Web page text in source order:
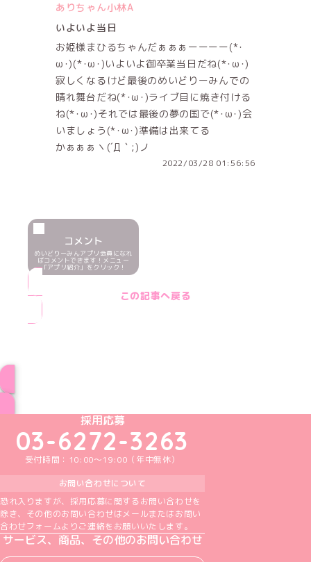
ありちゃん小林A
いよいよ当日
お姫様まひるちゃんだぁぁぁーーーー(*･
ω･)(*･ω･)いよいよ御卒業当日だね(*･ω･)
寂しくなるけど最後のめいどりーみんでの
晴れ舞台だね(*･ω･)ライブ目に焼き付ける
ね(*･ω･)それでは最後の夢の国で(*･ω･)会
いましょう(*･ω･)準備は出来てる
かぁぁぁヽ(´Д｀;)ノ
2022/03/28 01:56:56
コメント
めいどりーみんアプリ会員になれ
ばコメントできます！メニュー
「アプリ紹介」をクリック！
この記事へ戻る
めいどりーみんTikTok公式アカウント
めいどりーみんX公式アカウント
めいどりーみんInstagram公式アカウント
めいどりーみんFacebook公式アカウン
めいどりーみんYouTube公式アカ
採用応募
03-6272-3263
受付時間：10:00～19:00（年中無休）
お問い合わせについて
恐れ入りますが、採用応募に関するお問い合わせを
除き、その他のお問い合わせはメールまたはお問い
合わせフォームよりご連絡をお願いいたします。
サービス、商品、その他のお問い合わせ